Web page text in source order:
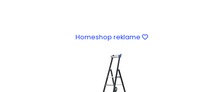
Homeshop reklame